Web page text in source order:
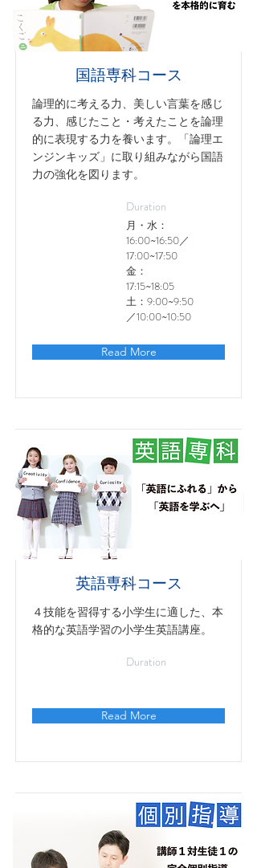
国語専科コース
論理的に考える力、美しい言葉を感じ
る力、感じたこと・考えたことを論理
的に表現する力を養います。「論理エ
ンジンキッズ」に取り組みながら国語
力の強化を図ります。
Duration
月・水：
16:00~16:50／
17:00~17:50
金：
17:15~18:05
土：9:00~9:50
／10:00~10:50
Read More
英語専科コース
４技能を習得する小学生に適した、本
格的な英語学習の小学生英語講座。
Duration
Read More